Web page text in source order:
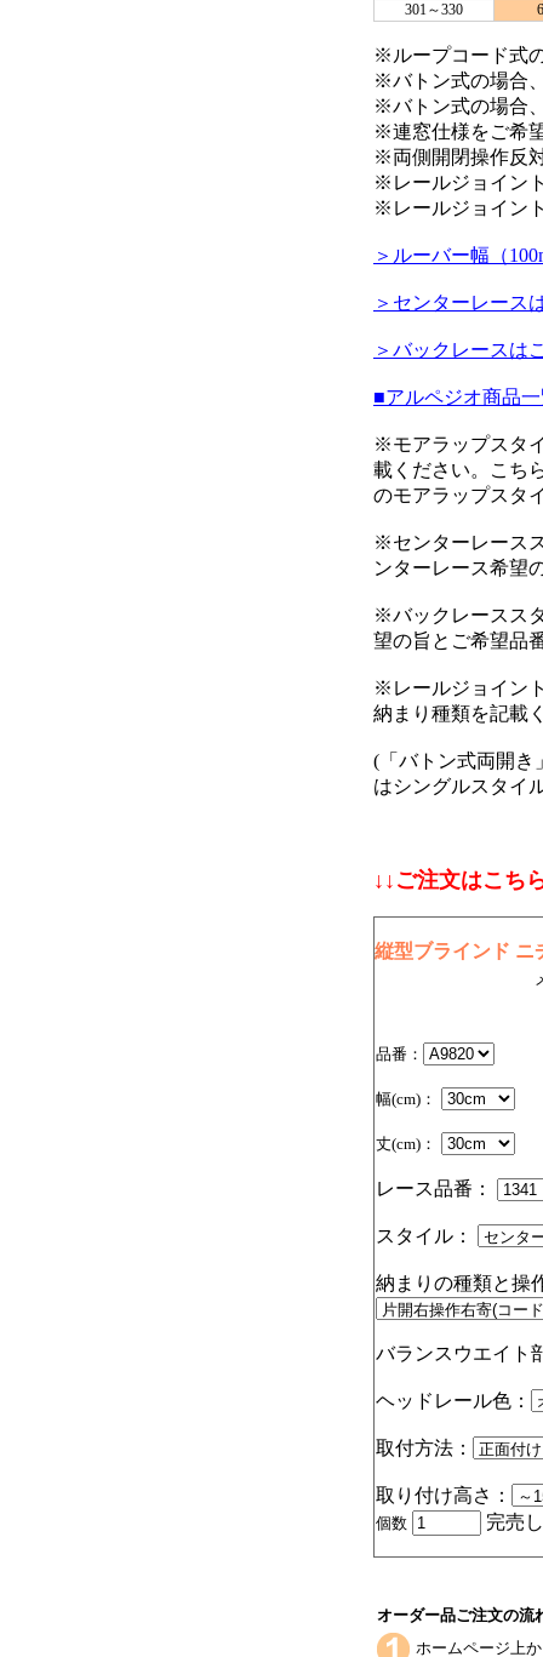
301～330
※ループコード式
※バトン式の場合
※バトン式の場合
※連窓仕様をご希
※両側開閉操作反
※レールジョイン
※レールジョイン
＞ルーバー幅（
＞センターレース
＞バックレースは
■アルペジオ商品
※モアラップスタ
載ください。こち
のモアラップスタ
※センターレース
ンターレース希望
※バックレースス
望の旨とご希望品
※レールジョイン
納まり種類を記載
(「バトン式両開き
はシングルスタイ
↓↓ご注文はこち
縦型ブラインド ニ
品番：
幅(cm)：
丈(cm)：
レース品番：
スタイル：
納まりの種類と操
バランスウエイト
ヘッドレール色：
取付方法：
取り付け高さ：
個数 完売